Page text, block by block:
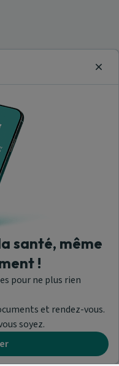
santé, même
!
pour ne plus rien
et rendez-vous.
soyez.